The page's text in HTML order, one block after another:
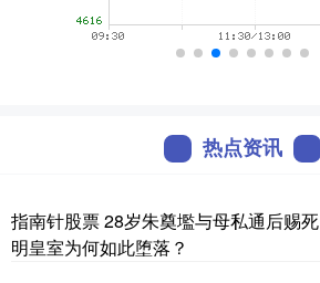
热点资讯
指南针股票 28岁朱奠壏与母私通后赐
明皇室为何如此堕落？